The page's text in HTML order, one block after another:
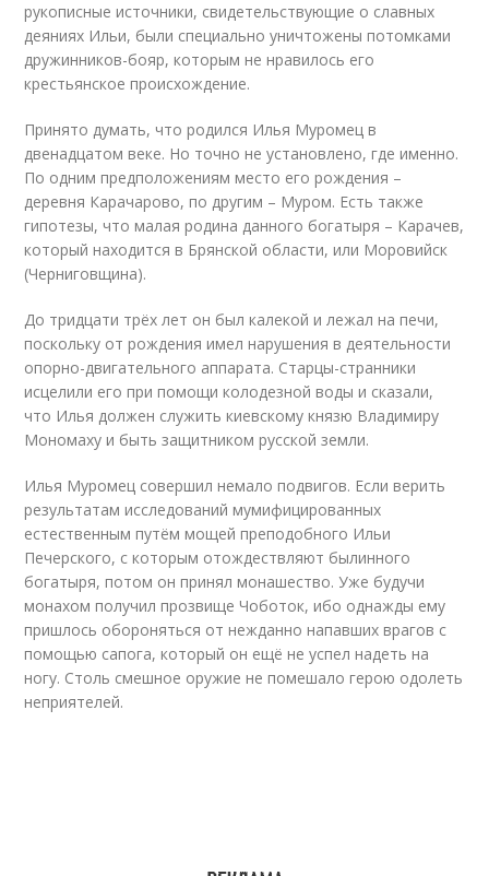
рукописные источники, свидетельствующие о славных
деяниях Ильи, были специально уничтожены потомками
дружинников-бояр, которым не нравилось его
крестьянское происхождение.
Принято думать, что родился Илья Муромец в
двенадцатом веке. Но точно не установлено, где именно.
По одним предположениям место его рождения –
деревня Карачарово, по другим – Муром. Есть также
гипотезы, что малая родина данного богатыря – Карачев,
который находится в Брянской области, или Моровийск
(Черниговщина).
До тридцати трёх лет он был калекой и лежал на печи,
поскольку от рождения имел нарушения в деятельности
опорно-двигательного аппарата. Старцы-странники
исцелили его при помощи колодезной воды и сказали,
что Илья должен служить киевскому князю Владимиру
Мономаху и быть защитником русской земли.
Илья Муромец совершил немало подвигов. Если верить
результатам исследований мумифицированных
естественным путём мощей преподобного Ильи
Печерского, с которым отождествляют былинного
богатыря, потом он принял монашество. Уже будучи
монахом получил прозвище Чоботок, ибо однажды ему
пришлось обороняться от нежданно напавших врагов с
помощью сапога, который он ещё не успел надеть на
ногу. Столь смешное оружие не помешало герою одолеть
неприятелей.